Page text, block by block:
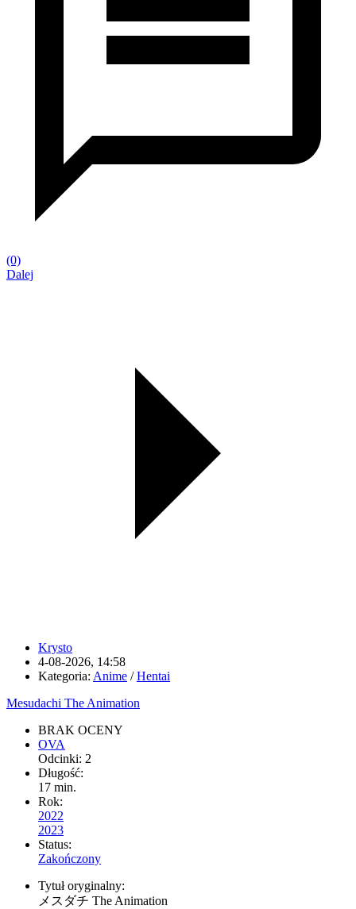
(0)
Dalej
Krysto
4-08-2026, 14:58
Kategoria: Anime /Hentai
Mesudachi The Animation
BRAK OCENY
OVA
Odcinki: 2
Długość:
17 min.
Rok:
2022
2023
Status:
Zakończony
Tytuł oryginalny:
メスダチ The Animation